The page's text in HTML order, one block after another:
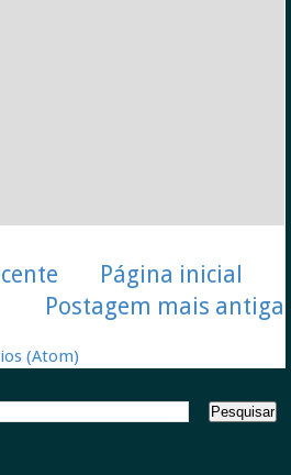
Postagem mais antiga
Página inicial
(Atom)